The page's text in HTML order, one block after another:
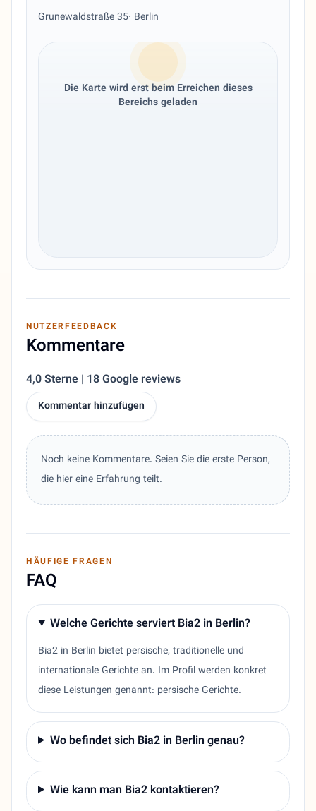
Grunewaldstraße 35· Berlin
Die Karte wird erst beim Erreichen dieses
Bereichs geladen
NUTZERFEEDBACK
Kommentare
4,0 Sterne | 18 Google reviews
Kommentar hinzufügen
Noch keine Kommentare. Seien Sie die erste Person,
die hier eine Erfahrung teilt.
HÄUFIGE FRAGEN
FAQ
Welche Gerichte serviert Bia2 in Berlin?
Bia2 in Berlin bietet persische, traditionelle und
internationale Gerichte an. Im Profil werden konkret
diese Leistungen genannt: persische Gerichte.
Wo befindet sich Bia2 in Berlin genau?
Wie kann man Bia2 kontaktieren?